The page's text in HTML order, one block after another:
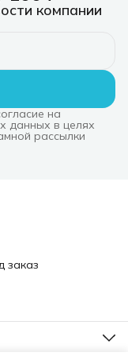
компании
на
данных в целях
рассылки
заказ